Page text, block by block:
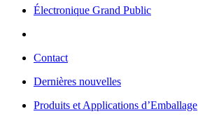
Électronique Grand Public
Contact
Dernières nouvelles
Produits et Applications d’Emballage